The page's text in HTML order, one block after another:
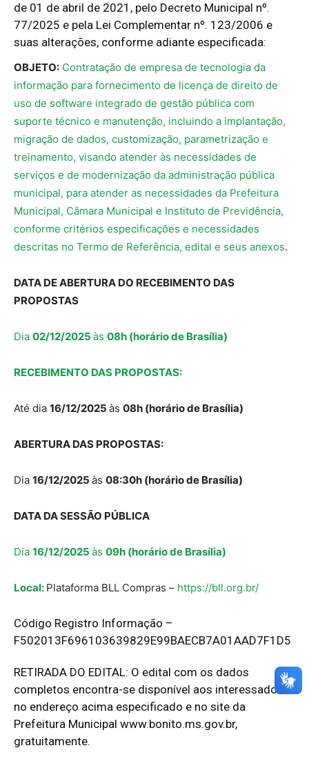
de 01 de abril de 2021, pelo Decreto Municipal nº.
77/2025 e pela Lei Complementar nº. 123/2006 e
suas alterações, conforme adiante especificada:
OBJETO: Contratação de empresa de tecnologia da
informação para fornecimento de licença de direito de
uso de software integrado de gestão pública com
suporte técnico e manutenção, incluindo a implantação,
migração de dados, customização, parametrização e
treinamento, visando atender às necessidades de
serviços e de modernização da administração pública
municipal, para atender as necessidades da Prefeitura
Municipal, Câmara Municipal e Instituto de Previdência,
conforme critérios especificações e necessidades
descritas no Termo de Referência, edital e seus anexos.
DATA DE ABERTURA DO RECEBIMENTO DAS
PROPOSTAS
Dia 02/12/2025 às 08h (horário de Brasília)
RECEBIMENTO DAS PROPOSTAS:
Até dia 16/12/2025 às 08h (horário de Brasília)
ABERTURA DAS PROPOSTAS:
Dia 16/12/2025 às 08:30h (horário de Brasília)
DATA DA SESSÃO PÚBLICA
Dia 16/12/2025 às 09h (horário de Brasília)
Local: Plataforma BLL Compras – https://bll.org.br/
Código Registro Informação –
F502013F696103639829E99BAECB7A01AAD7F1D5
RETIRADA DO EDITAL: O edital com os dados
completos encontra-se disponível aos interessados
no endereço acima especificado e no site da
Prefeitura Municipal www.bonito.ms.gov.br,
gratuitamente.